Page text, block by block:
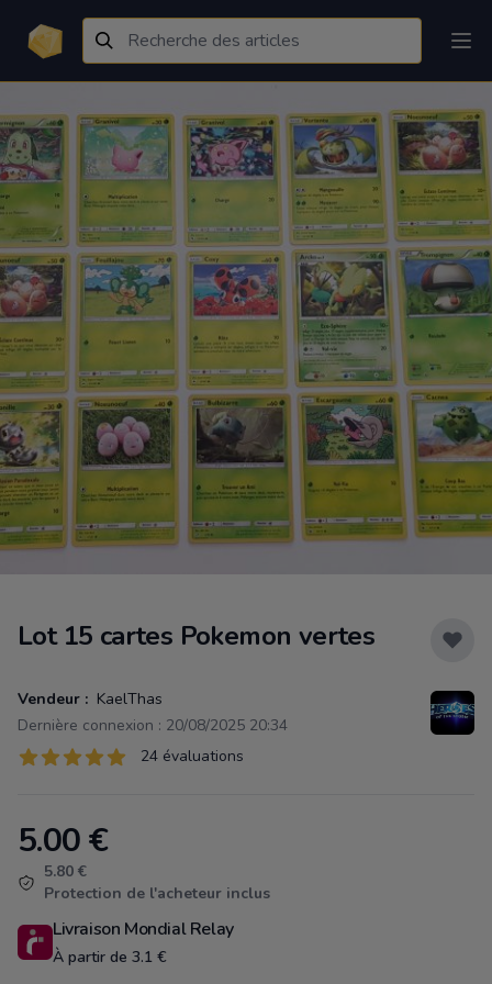
Lot 15 cartes Pokemon vertes
Vendeur : KaelThas
Dernière connexion : 20/08/2025 20:34
Évaluations
24 sur 5 étoiles 24 évaluations
Product information
5.00€
5.80 €
Protection de l'acheteur inclus
Livraison Mondial Relay
À partir de 3.1 €